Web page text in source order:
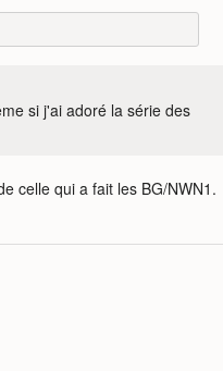
si j'ai adoré la série des
celle qui a fait les BG/NWN1.